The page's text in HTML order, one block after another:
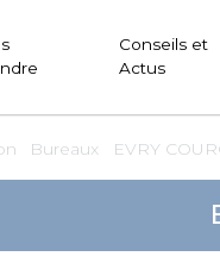
Conseils et
Actus
Bureaux EVRY